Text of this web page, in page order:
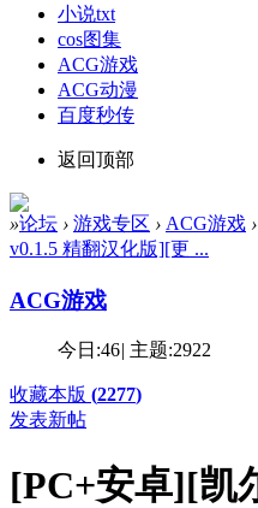
小说txt
cos图集
ACG游戏
ACG动漫
百度秒传
返回顶部
»论坛 › 游戏专区 › ACG游戏 ›
v0.1.5 精翻汉化版][更 ...
ACG游戏
今日:46| 主题:2922
收藏本版 (2277)
发表新帖
[PC+安卓][凯